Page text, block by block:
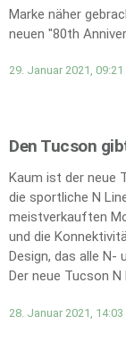
Marke näher
neuen "80th
29. Januar 2021, 09:21
Den Tucson
Kaum ist der neue
die sportliche N
meistverkauften
und die
Design, das alle N-
Der neue Tucson
28. Januar 2021, 14:03